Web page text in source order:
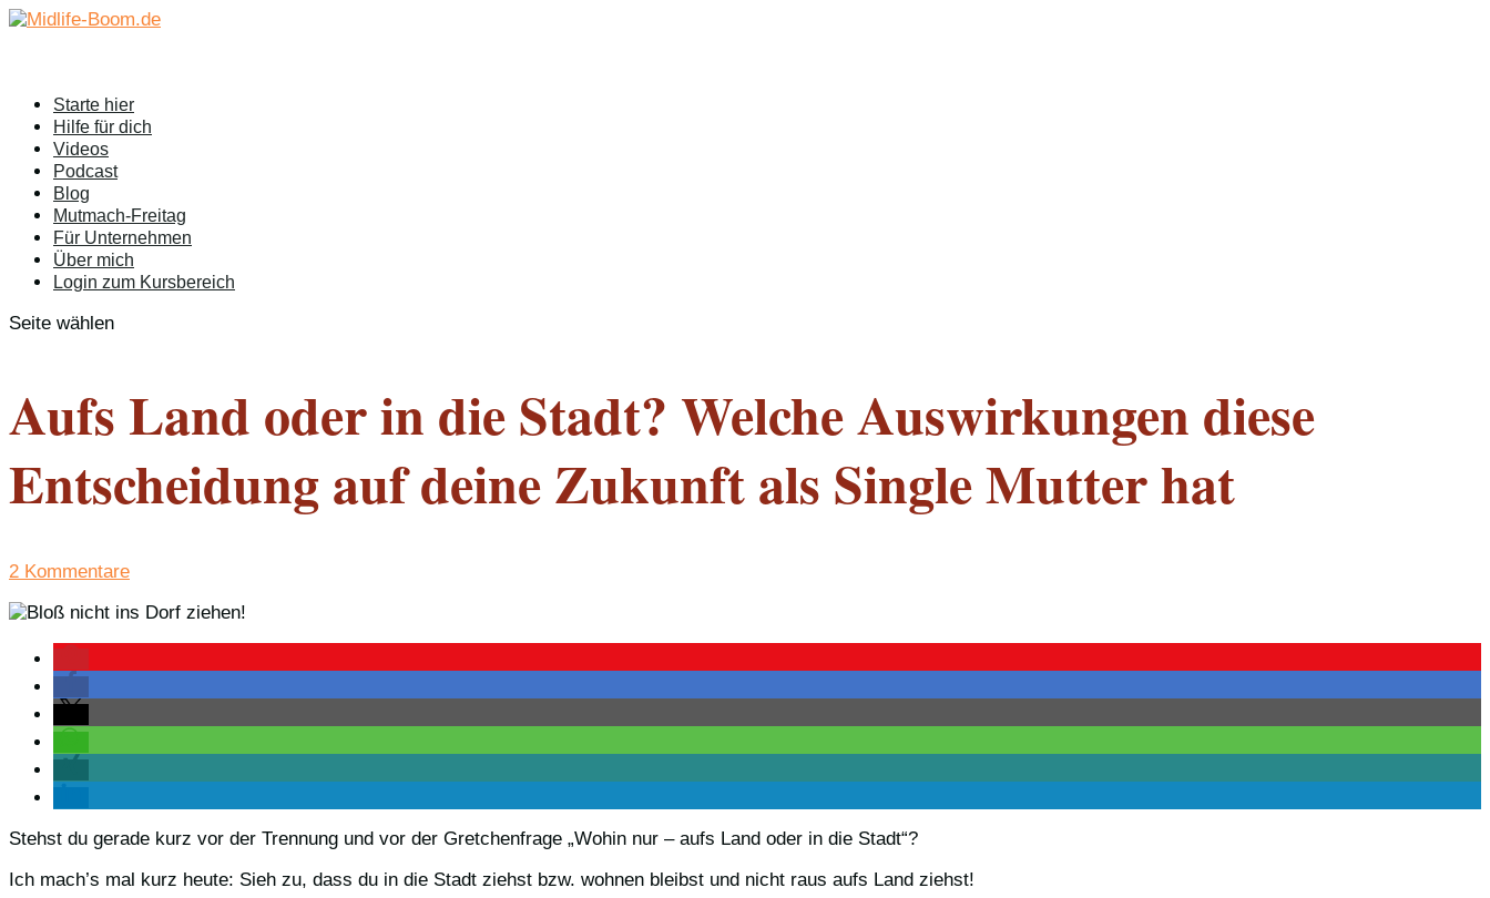
Starte hier
Hilfe für dich
Videos
Podcast
Blog
Mutmach-Freitag
Für Unternehmen
Über mich
Login zum Kursbereich
Seite wählen
Aufs Land oder in die Stadt? Welche Auswirkungen diese
Entscheidung auf deine Zukunft als Single Mutter hat
2 Kommentare
Stehst du gerade kurz vor der Trennung und vor der Gretchenfrage „Wohin nur – aufs Land oder in die Stadt“?
Ich mach’s mal kurz heute: Sieh zu, dass du in die Stadt ziehst bzw. wohnen bleibst und nicht raus aufs Land ziehst!